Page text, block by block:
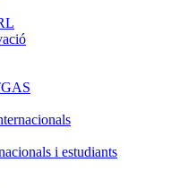
i estudiants